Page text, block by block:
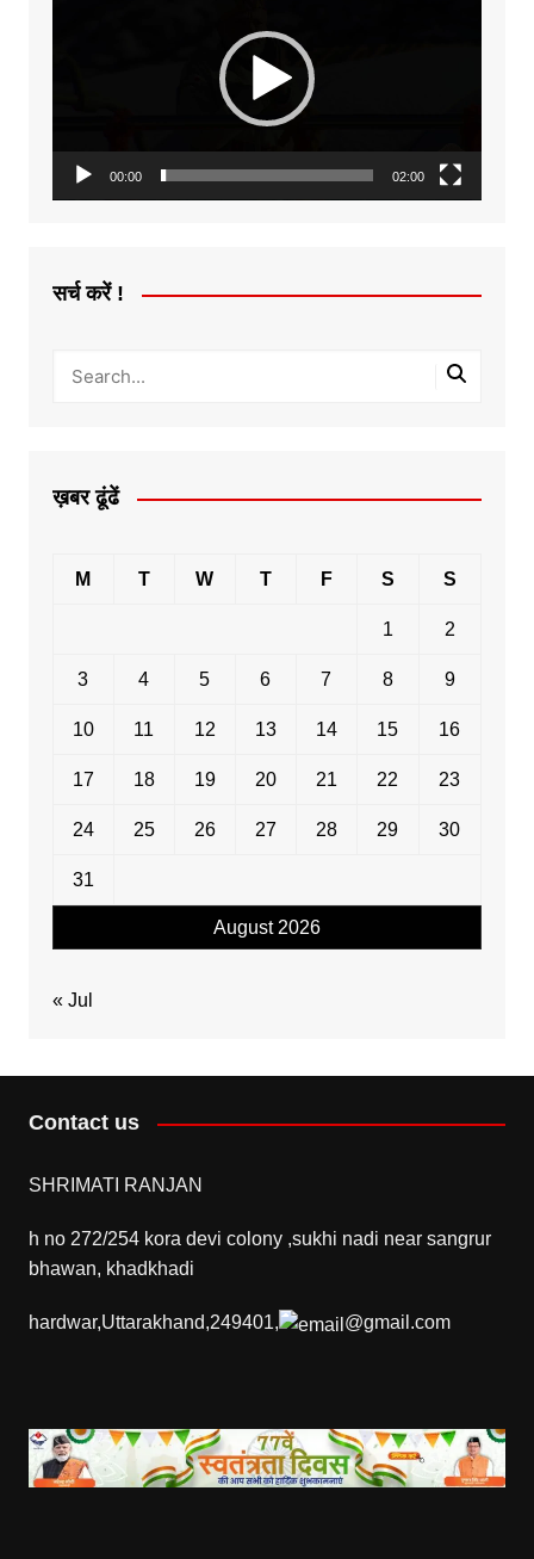
00:00 02:00
सर्च करें !
ख़बर ढूंढें
August 2026
M T W T F S S
1 2
3 4 5 6 7 8 9
10 11 12 13 14 15 16
17 18 19 20 21 22 23
24 25 26 27 28 29 30
31
« Jul
Contact us
SHRIMATI RANJAN
h no 272/254 kora devi colony ,sukhi nadi near sangrur
bhawan, khadkhadi
hardwar,Uttarakhand,249401, @gmail.com